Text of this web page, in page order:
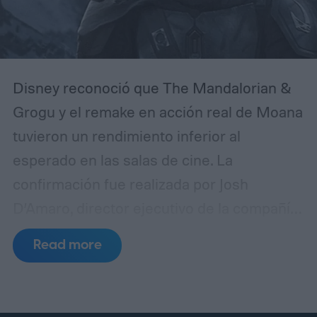
Disney reconoció que The Mandalorian &
Grogu y el remake en acción real de Moana
tuvieron un rendimiento inferior al
esperado en las salas de cine. La
durante una llamada con inversores en la
que se analizaron los resultados
Read more